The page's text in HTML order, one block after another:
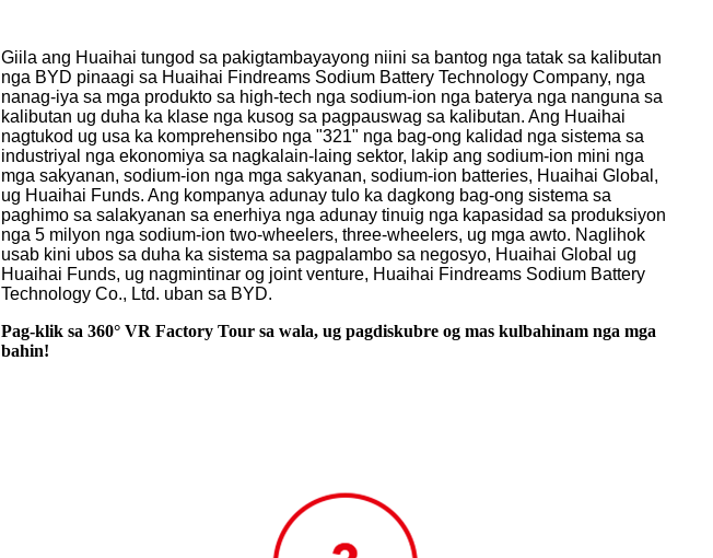
Giila ang Huaihai tungod sa pakigtambayayong niini sa bantog nga tatak sa kalibutan
nga BYD pinaagi sa Huaihai Findreams Sodium Battery Technology Company, nga
nanag-iya sa mga produkto sa high-tech nga sodium-ion nga baterya nga nanguna sa
kalibutan ug duha ka klase nga kusog sa pagpauswag sa kalibutan. Ang Huaihai
nagtukod ug usa ka komprehensibo nga "321" nga bag-ong kalidad nga sistema sa
industriyal nga ekonomiya sa nagkalain-laing sektor, lakip ang sodium-ion mini nga
mga sakyanan, sodium-ion nga mga sakyanan, sodium-ion batteries, Huaihai Global,
ug Huaihai Funds. Ang kompanya adunay tulo ka dagkong bag-ong sistema sa
paghimo sa salakyanan sa enerhiya nga adunay tinuig nga kapasidad sa produksiyon
nga 5 milyon nga sodium-ion two-wheelers, three-wheelers, ug mga awto. Naglihok
usab kini ubos sa duha ka sistema sa pagpalambo sa negosyo, Huaihai Global ug
Huaihai Funds, ug nagmintinar og joint venture, Huaihai Findreams Sodium Battery
Technology Co., Ltd. uban sa BYD.
Pag-klik sa 360° VR Factory Tour sa wala, ug pagdiskubre og mas kulbahinam nga mga
bahin!